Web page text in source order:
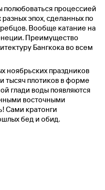
полюбоваться процессией
эпох, сделанных по
Вообще катание на
Преимущество
Бангкока во всем
ноябрьских праздников
тысяч плотиков в форме
глади воды появляются
восточными
Сами кратонги
бед и обид.